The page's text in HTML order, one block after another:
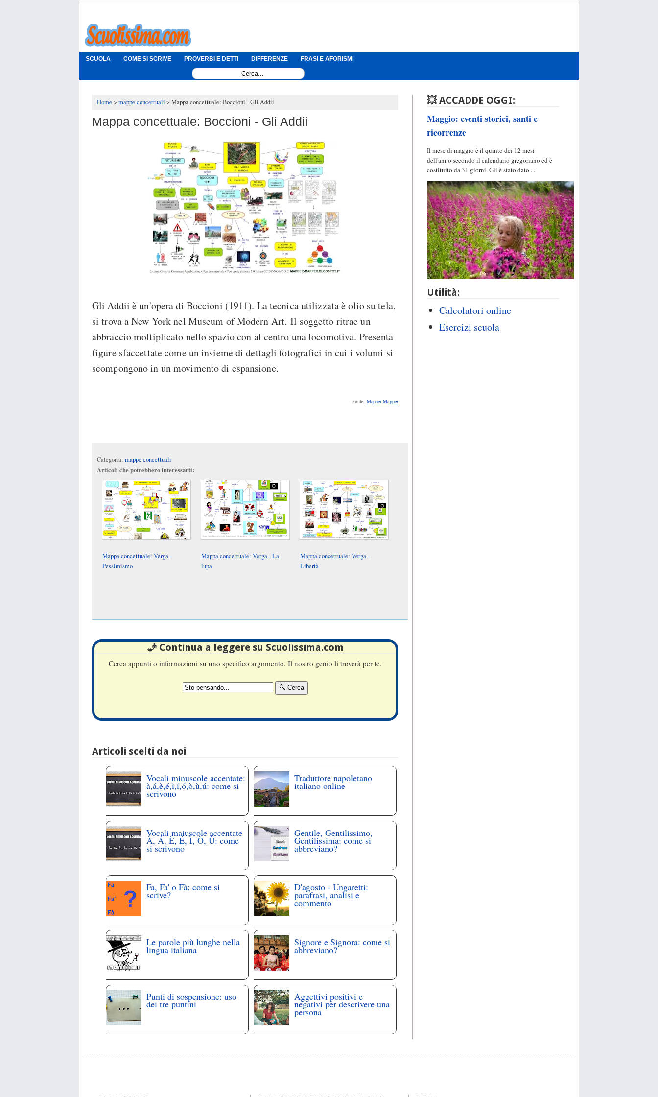
SCUOLA COME SI SCRIVE PROVERBI E DETTI DIFFERENZE FRASI E AFORISMI
Home mappe concettuali Mappa concettuale: Boccioni - Gli Addii
Mappa concettuale: Boccioni - Gli Addii
Gli Addii è un'opera di Boccioni (1911). La tecnica utilizzata è olio su tela,
si trova a New York nel Museum of Modern Art. Il soggetto ritrae un
abbraccio moltiplicato nello spazio con al centro una locomotiva. Presenta
figure sfaccettate come un insieme di dettagli fotografici in cui i volumi si
scompongono in un movimento di espansione.
Fonte: Mapper-Mapper
Categoria: mappe concettuali
Articoli che potrebbero interessarti:
Mappa concettuale: Verga -
Pessimismo
Mappa concettuale: Verga - La
lupa
Mappa concettuale: Verga -
Libertà
🧞 Continua a leggere su Scuolissima.com
Cerca appunti o informazioni su uno specifico argomento. Il nostro genio li troverà per te.
Articoli scelti da noi
Vocali minuscole accentate:
à,á,è,é,ì,í,ó,ò,ù,ú: come si
scrivono
Traduttore napoletano
italiano online
Vocali maiuscole accentate
À, Á, È, É, Ì, Ò, Ù: come
si scrivono
Gentile, Gentilissimo,
Gentilissima: come si
abbreviano?
Fa, Fa' o Fà: come si
scrive?
D'agosto - Ungaretti:
parafrasi, analisi e
commento
Le parole più lunghe nella
lingua italiana
Signore e Signora: come si
abbreviano?
Punti di sospensione: uso
dei tre puntini
Aggettivi positivi e
negativi per descrivere una
persona
💥 ACCADDE OGGI:
Maggio: eventi storici, santi e
ricorrenze
Il mese di maggio è il quinto dei 12 mesi
dell'anno secondo il calendario gregoriano ed è
costituito da 31 giorni. Gli è stato dato ...
Utilità:
Calcolatori online
Esercizi scuola